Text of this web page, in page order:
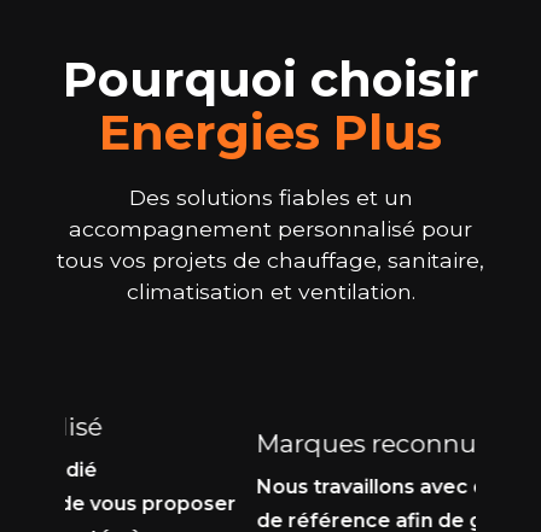
Pourquoi choisir
Energies Plus
Des solutions fiables et un
accompagnement personnalisé pour
tous vos projets de chauffage, sanitaire,
climatisation et ventilation.
Marques reconnues
Nous travaillons avec des fabricants
de référence afin de garantir fiabilité,